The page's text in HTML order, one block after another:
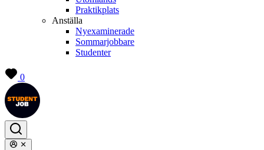
Praktikplats
Anställa
Nyexaminerade
Sommarjobbare
Studenter
0